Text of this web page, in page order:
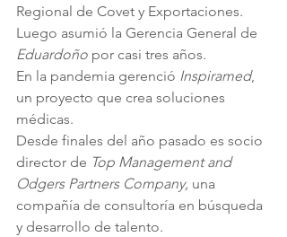
Regional de Covet y Exportaciones.
Luego asumió la Gerencia General de
Eduardoño por casi tres años.
En la pandemia gerenció Inspiramed,
un proyecto que crea soluciones
médicas.
Desde finales del año pasado es socio
director de Top Management and
Odgers Partners Company, una
compañía de consultoría en búsqueda
y desarrollo de talento.